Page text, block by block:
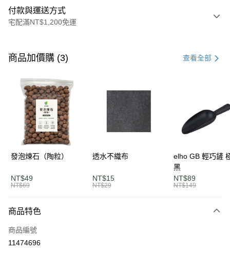
付款與運送方式
宅配滿NT$1,200免運
信用卡一次付款
Apple Pay
街口支付
悠遊付
全盈+PAY
相關說明
便利好安心！
２．便利：只要手機號碼，簡訊認證，即可結帳。
３．安心：先確認商品／服務後，再付款。
運送方式
單筆滿$1200免運
商品加價購 (3) 查看全部
發泡煉石（陶粒）
NT$49
NT$69
透水不織布
NT$15
NT$29
elho GB 輕巧鏟
黑
NT$89
NT$149
商品特色
商品編號
11474696